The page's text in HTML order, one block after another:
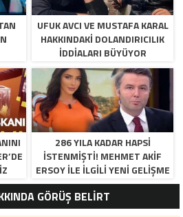
UFUK AVCI VE MUSTAFA KARAL
HAKKINDAKI DOLANDIRICILIK
İDDIALARI BÜYÜYOR
286 YILA KADAR HAPSI
ISTENMIŞTI! MEHMET AKIF
ERSOY ILE ILGILI YENI GELIŞME
GÖRÜŞ BELİRT